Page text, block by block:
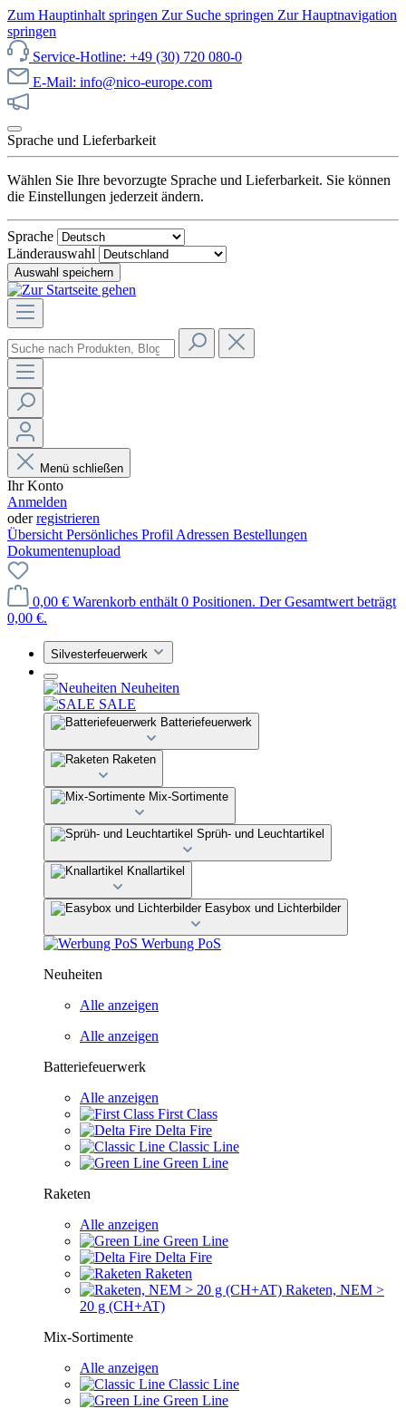
Zum Hauptinhalt springen Zur Suche springen Zur Hauptnavigation
springen
Service-Hotline: +49 (30) 720 080-0
E-Mail: info@nico-europe.com
Sprache und Lieferbarkeit
Wählen Sie Ihre bevorzugte Sprache und Lieferbarkeit. Sie können
die Einstellungen jederzeit ändern.
Sprache
Länderauswahl
Auswahl speichern
Menü schließen
Ihr Konto
Anmelden
oderregistrieren
Übersicht Persönliches Profil Adressen Bestellungen
Dokumentenupload
0,00 € Warenkorb enthält 0 Positionen. Der Gesamtwert beträgt
0,00 €.
Silvesterfeuerwerk
Neuheiten
SALE
Batteriefeuerwerk
Raketen
Mix-Sortimente
Sprüh- und Leuchtartikel
Knallartikel
Easybox und Lichterbilder
Werbung PoS
Neuheiten
Alle anzeigen
Alle anzeigen
Batteriefeuerwerk
Alle anzeigen
First Class
Delta Fire
Classic Line
Green Line
Raketen
Alle anzeigen
Green Line
Delta Fire
Raketen
Raketen, NEM >
20 g (CH+AT)
Mix-Sortimente
Alle anzeigen
Classic Line
Green Line